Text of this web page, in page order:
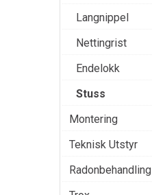
Langnippel
Nettingrist
Endelokk
Stuss
Montering
Teknisk Utstyr
Radonbehandling